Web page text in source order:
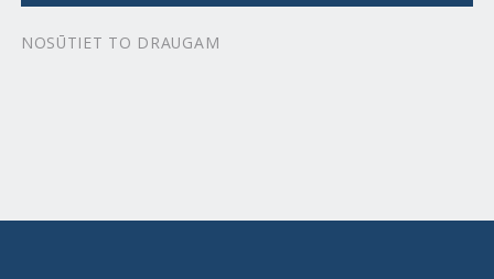
NOSŪTIET TO DRAUGAM